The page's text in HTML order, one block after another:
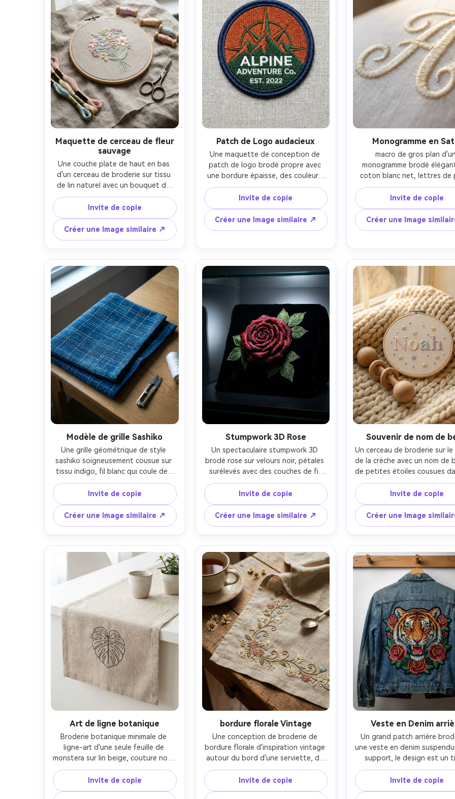
Maquette de cerceau de fleur
sauvage
Une couche plate de haut en bas
d'un cerceau de broderie sur tissu
de lin naturel avec un bouquet de
fleurs sauvages délicat cousu avec
des points de satin et des nœuds
français, palette de fil pastel,
brillance subtile du fil et texture
surélevée, petites ciseaux et
bobines en bois à proximité, lumière
douce de la fenêtre, minimale
esthétique artisanale confortable,
prise sur Sony A7IV, 50mm, haute
résolution, mise au point nette,
ombres naturelles, photographie de
produit éditorial-AR 4:5
Invite de copie
Créer une Image similaire ↗
Patch de Logo audacieux
Une maquette de conception de
patch de logo brodé propre avec
une bordure épaisse, des couleurs
de fil à haut contraste, des
coutures de remplissage denses,
placée sur un fond neutre avec un
léger tissu visible, des bords nets,
une simplicité prête à la marque, un
tiré sur Canon R5, 85mm, ultra-
nette, texture de fil réaliste, style
photo de produit commercial- -ar
Invite de copie
Créer une Image similaire ↗
Monogramme en
macro de gros plan d'un
monogramme brodé
coton blanc net, lettres de
satiné avec direction de fil
minuscule ombrage dans les
de point, brillance subtile,
de luxe minimaliste, éclairage
chaud, prise sur Nikon Z8,
profonde, détail textile
photoréaliste-AR 4:5
Invite de copie
Créer une Image
Modèle de grille Sashiko
Une grille géométrique de style
sashiko soigneusement cousue sur
tissu indigo, fil blanc qui coule des
points avec un espacement précis,
ambiance textile japonaise
traditionnelle, tissu plié avec des plis
propres, accessoires minimaux,
lumière directionnelle fraîche, tiré sur
Sony A7R V, 35 mm, haute clarté,
texture de fibre réaliste, esthétique
artisanale calme-AR 4:5
Invite de copie
Créer une Image similaire ↗
Stumpwork 3D Rose
Un spectaculaire stumpwork 3D
brodé rose sur velours noir, pétales
surélevés avec des couches de fil
visibles et des points forts subtils,
de minuscules feuilles avec des
bords filaires, texture faite à la main
de luxe, éclairage studio sombre
humoreux avec lumière de jante,
prise sur Canon R5, macro 100 mm,
ultra-détaillé, haut contraste,
photographie artisanale de qualité
galerie-AR 4:5
Invite de copie
Créer une Image similaire ↗
Souvenir de nom de
Un cerceau de broderie sur le
de la crèche avec un nom de
de petites étoiles cousues
fils pastel doux, des
point de satin doux, de
accents de nœuds français,
sur une couverture tricotée
hochet en bois, lumière
fenêtre, tiré sur Sony A7IV,
profondeur de champ
profonde, ambiance
confortable- -ar 4:5
Invite de copie
Créer une Image
Art de ligne botanique
Broderie botanique minimale de
ligne-art d'une seule feuille de
monstera sur lin beige, couture noire
fine avec des courbes parfaites,
beaucoup d'espace négatif,
esthétique scandinave moderne,
Invite de copie
bordure florale Vintage
Une conception de broderie de
bordure florale d'inspiration vintage
autour du bord d'une serviette, de
minuscules marguerites et vignes
dans des couleurs de fil antiques
atténuées, points de tige délicats
Invite de copie
Veste en Denim
Un grand patch arrière
une veste en denim
support, le design est un
audacieux avec des roses,
points de remplissage
couleurs de fil vives, une
Invite de copie